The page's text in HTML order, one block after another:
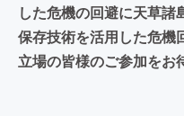
した危機の回避に天草
保存技術を活用した危機
立場の皆様のご参加をお